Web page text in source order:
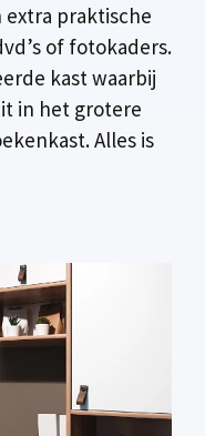
praktische
of fotokaders.
kast waarbij
in het grotere
Alles is